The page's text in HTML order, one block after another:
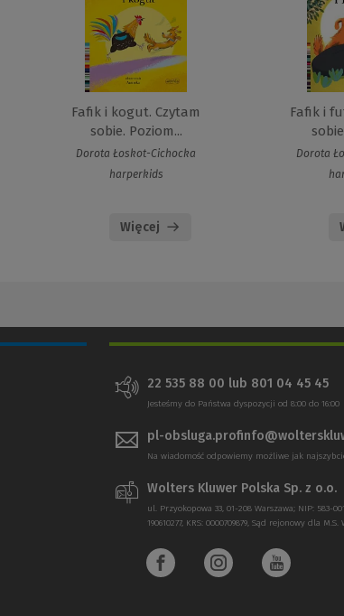
Fafik i kogut. Czytam
sobie. Poziom...
Dorota Łoskot-Cichocka
harperkids
Więcej
Fafik i
Dorota
22 535 88 00 lub 801 04 45 45
Jesteśmy do Państwa dyspozycji od 8:00 do 16:00
pl-
Na wiadomość odpowiemy możliwe jak
Wolters Kluwer Polska Sp. z o.o.
ul. Przyokopowa 33, 01-208 Warszawa; NIP: 583-
190610277, KRS: 0000709879, Sąd rejonowy dla M.S.